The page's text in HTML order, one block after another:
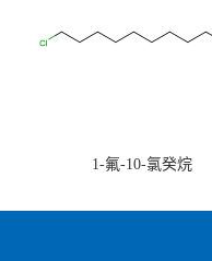
1-氟-10-氯癸烷